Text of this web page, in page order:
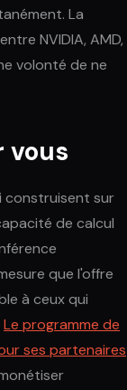
La
NVIDIA, AMD,
volonté de ne
vous
construisent sur
de calcul
que l'offre
à ceux qui
Le programme de
ses partenaires